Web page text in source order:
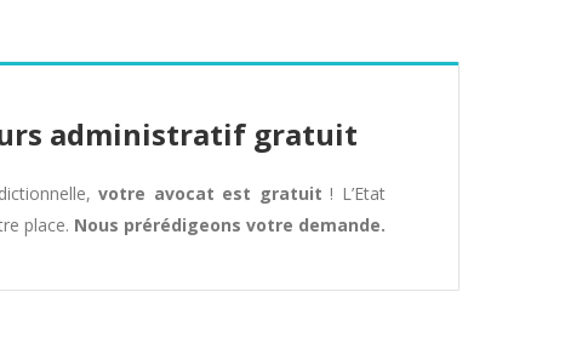
administratif gratuit
votre avocat est gratuit ! L’Etat
place. Nous prérédigeons votre demande.